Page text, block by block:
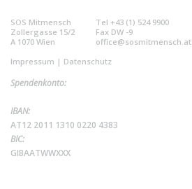
SOS Mitmensch
Zollergasse 15/2
A 1070 Wien
Tel +43 (1) 524 9900
Fax DW -9
office@sosmitmensch.at
Impressum | Datenschutz
Spendenkonto:
IBAN:
AT12 2011 1310 0220 4383
BIC:
GIBAATWWXXX